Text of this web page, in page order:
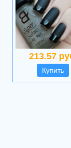
213.57
Купить